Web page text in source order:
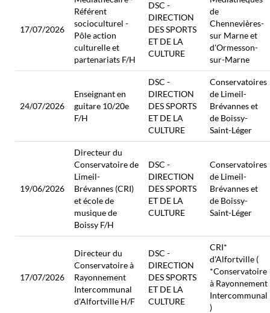
17/07/2026
Référent
socioculturel -
Pôle action
culturelle et
partenariats F/H
DSC -
DIRECTION
DES SPORTS
ET DE LA
CULTURE
de
Chennevières-
sur Marne et
d'Ormesson-
sur-Marne
24/07/2026
Enseignant en
guitare 10/20e
F/H
DSC -
DIRECTION
DES SPORTS
ET DE LA
CULTURE
Conservatoires
de Limeil-
Brévannes et
de Boissy-
Saint-Léger
19/06/2026
Directeur du
Conservatoire de
Limeil-
Brévannes (CRI)
et école de
musique de
Boissy F/H
DSC -
DIRECTION
DES SPORTS
ET DE LA
CULTURE
Conservatoires
de Limeil-
Brévannes et
de Boissy-
Saint-Léger
17/07/2026
Directeur du
Conservatoire à
Rayonnement
Intercommunal
d'Alfortville H/F
DSC -
DIRECTION
DES SPORTS
ET DE LA
CULTURE
CRI*
d'Alfortville (
*Conservatoire
à Rayonnement
Intercommunal
)